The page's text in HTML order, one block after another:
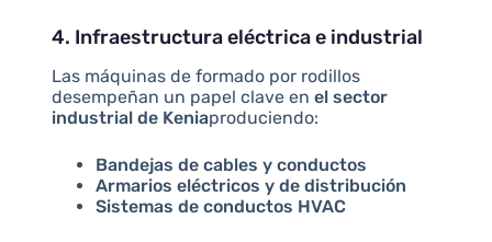
4. Infraestructura eléctrica e industrial
Las máquinas de formado por rodillos
desempeñan un papel clave en el sector
industrial de Keniaproduciendo:
Bandejas de cables y conductos
Armarios eléctricos y de distribución
Sistemas de conductos HVAC